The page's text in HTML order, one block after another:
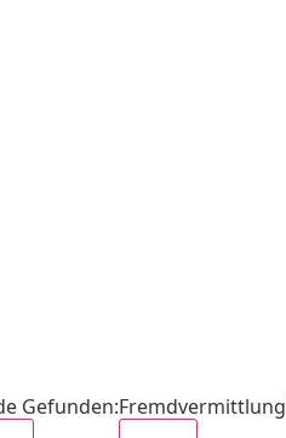
Gefunden:Fremdvermittlung